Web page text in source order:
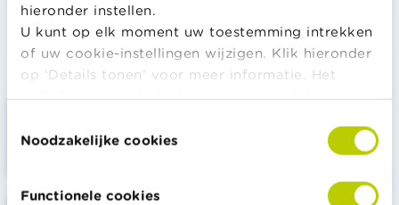
hieronder instellen.
U kunt op elk moment uw toestemming intrekken
of uw cookie-instellingen wijzigen. Klik hieronder
op ‘Details tonen’ voor meer informatie. Het
volledige cookiebeleid kan uhier raadplegen.
Noodzakelijke cookies
Functionele cookies
Wat brengt een spaarrekening op?
Bereken ook
Hoeveel zal ik in totaal gespaard hebben?